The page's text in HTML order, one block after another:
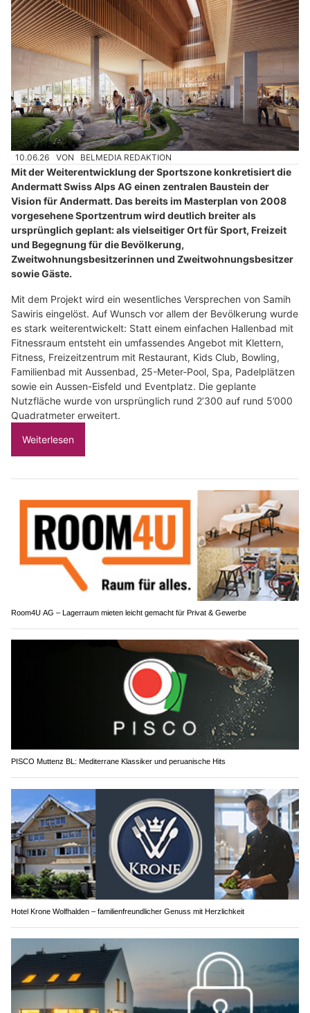
10.06.26 VON BELMEDIA REDAKTION
Mit der Weiterentwicklung der Sportszone konkretisiert die
Andermatt Swiss Alps AG einen zentralen Baustein der
Vision für Andermatt. Das bereits im Masterplan von 2008
vorgesehene Sportzentrum wird deutlich breiter als
ursprünglich geplant: als vielseitiger Ort für Sport, Freizeit
und Begegnung für die Bevölkerung,
Zweitwohnungsbesitzerinnen und Zweitwohnungsbesitzer
sowie Gäste.
Mit dem Projekt wird ein wesentliches Versprechen von Samih
Sawiris eingelöst. Auf Wunsch vor allem der Bevölkerung wurde
es stark weiterentwickelt: Statt einem einfachen Hallenbad mit
Fitnessraum entsteht ein umfassendes Angebot mit Klettern,
Fitness, Freizeitzentrum mit Restaurant, Kids Club, Bowling,
Familienbad mit Aussenbad, 25-Meter-Pool, Spa, Padelplätzen
sowie ein Aussen-Eisfeld und Eventplatz. Die geplante
Nutzfläche wurde von ursprünglich rund 2’300 auf rund 5’000
Quadratmeter erweitert.
Weiterlesen
Room4U AG – Lagerraum mieten leicht gemacht für Privat & Gewerbe
PISCO Muttenz BL: Mediterrane Klassiker und peruanische Hits
Hotel Krone Wolfhalden – familienfreundlicher Genuss mit Herzlichkeit